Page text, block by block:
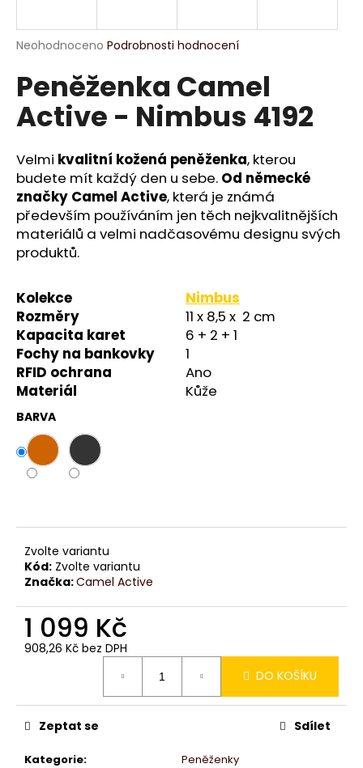
Průměrné
produktu
je
0,0
z
hvězdiček.
Neohodnoceno Podrobnosti hodnocení
Peněženka Camel
Active - Nimbus 4192
Velmi kvalitní kožená peněženka, kterou
budete mít každý den u sebe. Od německé
značky Camel Active, která je známá
především používáním jen těch nejkvalitnějších
materiálů a velmi nadčasovému designu svých
produktů.
Kolekce
Nimbus
Rozměry
11 x 8,5 x 2 cm
Kapacita karet
6 + 2 + 1
Fochy na bankovky
1
RFID ochrana
Ano
Materiál
Kůže
BARVA
Zvolte variantu
Kód: Zvolte variantu
Značka:Camel Active
1 099 Kč
908,26 Kč bez DPH
DO KOŠÍKU
Kategorie:
Peněženky
Zeptat se Sdílet
j
t
?
HLEDAT
D
p
o
r
u
č
u
j
e
m
e